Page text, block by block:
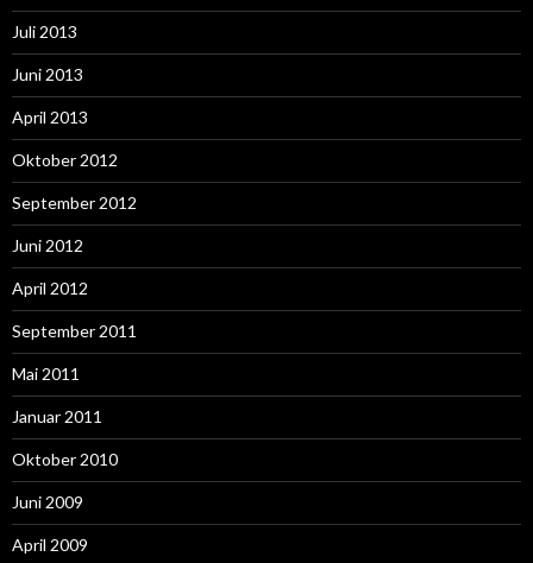
Juli 2013
Juni 2013
April 2013
Oktober 2012
September 2012
Juni 2012
April 2012
September 2011
Mai 2011
Januar 2011
Oktober 2010
Juni 2009
April 2009